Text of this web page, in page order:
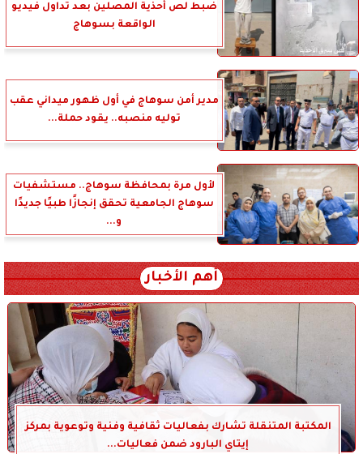
ضبط لص أحذية المصلين بعد تداول فيديو
الواقعة بسوهاج
مدير أمن سوهاج في أول ظهور ميداني عقب
توليه منصبه.. يقود حملة...
لأول مرة بمحافظة سوهاج.. مستشفيات
سوهاج الجامعية تحقق إنجازًا طبيًا جديدًا
و...
أهم الأخبار
المكتبة المتنقلة تشارك بفعاليات ثقافية وفنية وتوعوية بمركز
إيتاي البارود ضمن فعاليات...